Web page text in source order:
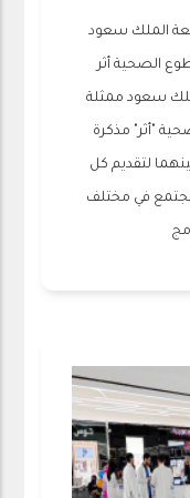
الملك سعود
الصحية أثر
سعود ممثلة
"أثر" مذكرة
لتقديم كل
في مختلف